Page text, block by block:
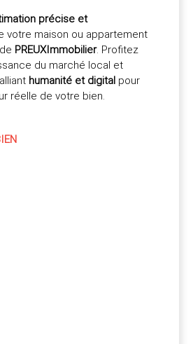
précise et
votre maison ou appartement
PREUXImmobilier. Profitez
du marché local et
humanité et digital pour
réelle de votre bien.